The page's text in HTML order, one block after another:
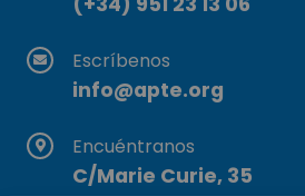
Escríbenos
info@apte.org
Encuéntranos
C/Marie Curie, 35